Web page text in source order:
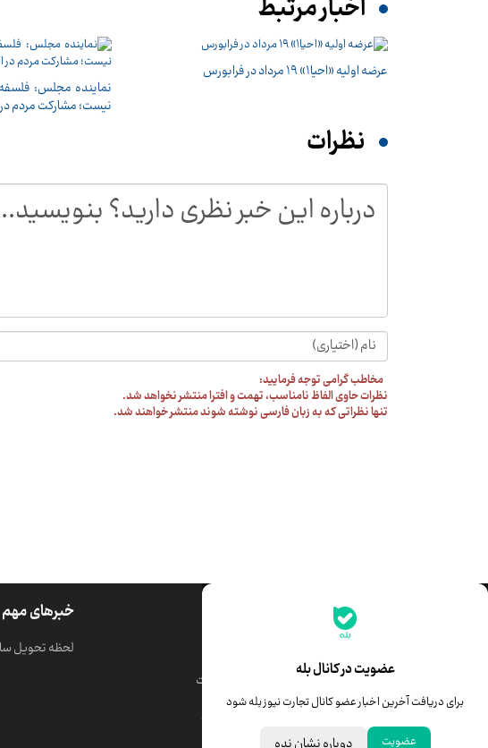
اخبار مرتبط
عرضه اولیه «احیا۱» ۱۹ مرداد در فرابورس
نماینده مجلس:
نیست؛ مشارکت مردم
نظرات
مخاطب گرامی توجه فرمایید:
نظرات حاوی الفاظ نامناسب، تهمت و افترا منتشر نخواهد شد.
تنها نظراتی که به زبان فارسی نوشته شوند منتشر خواهند شد.
عضویت در کانال بله
برای دریافت آخرین اخبار عضو کانال تجارت نیوز بله شود
عضویت دوباره نشان نده
قیمت سکه امامی
قیمت درهم امارات
ابزار تبدیل نرخ ارز
خبرهای مهم
لحظه تحویل